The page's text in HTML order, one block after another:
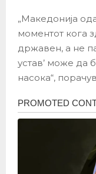
„Македонија
моментот кога
државен, а не
устав’ може да
насока“,